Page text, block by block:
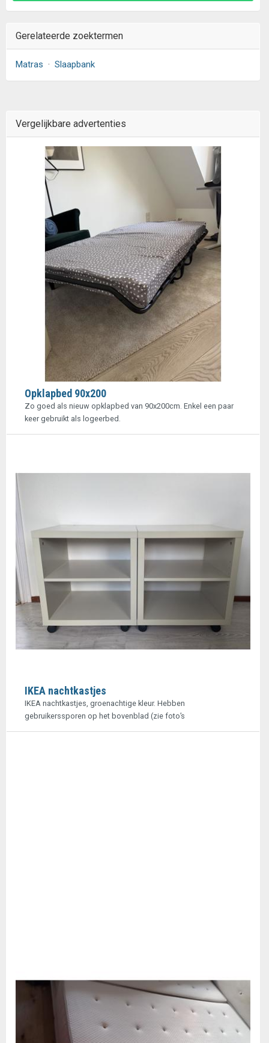
Gerelateerde zoektermen
Matras · Slaapbank
Vergelijkbare advertenties
Opklapbed 90x200
Zo goed als nieuw opklapbed van 90x200cm. Enkel een paar
keer gebruikt als logeerbed.
IKEA nachtkastjes
IKEA nachtkastjes, groenachtige kleur. Hebben
gebruikerssporen op het bovenblad (zie foto’s